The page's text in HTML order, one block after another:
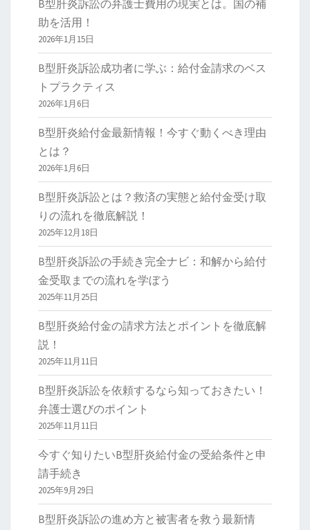
B型肝炎訴訟の弁護士費用の現実とは。国の補
助を活用！
2026年1月15日
B型肝炎訴訟成功者に学ぶ：給付金請求のベス
トプラクティス
2026年1月6日
B型肝炎給付金最新情報！今すぐ動くべき理由
とは？
2026年1月6日
B型肝炎訴訟とは？救済の実態と給付金受け取
りの流れを徹底解説！
2025年12月18日
B型肝炎訴訟の手続き完全ナビ：和解から給付
金受取までの流れを学ぼう
2025年11月25日
B型肝炎給付金の請求方法とポイントを徹底解
説！
2025年11月11日
B型肝炎訴訟を依頼するなら知っておきたい！
弁護士選びのポイント
2025年11月11日
今すぐ知りたいB型肝炎給付金の受給条件と申
請手続き
2025年9月29日
B型肝炎訴訟の進め方と被害者を救う最新情